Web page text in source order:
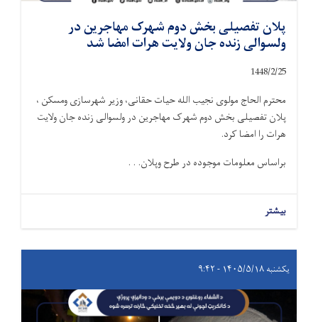
پلان تفصیلی بخش دوم شهرک مهاجرین در
ولسوالی زنده جان ولایت هرات امضا شد
1448/2/25
محترم الحاج مولوی نجیب الله حیات حقانی، وزیر شهرسازی ومسکن ،
پلان تفصیلی بخش دوم شهرک مهاجرین در ولسوالی زنده جان ولایت
هرات را امضا کرد.
براساس معلومات موجوده در طرح وپلان. . .
بیشتر
یکشنبه ۱۴۰۵/۵/۱۸ - ۹:۴۲